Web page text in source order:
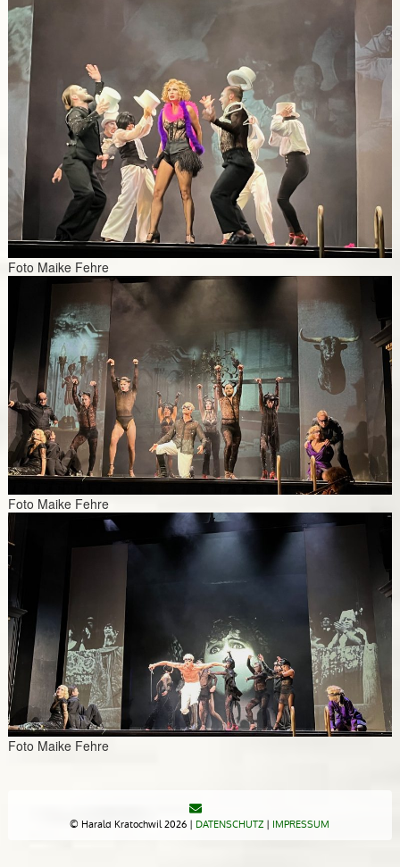
Foto Maike Fehre
Foto Maike Fehre
Foto Maike Fehre
© Harald Kratochwil 2026 | DATENSCHUTZ | IMPRESSUM